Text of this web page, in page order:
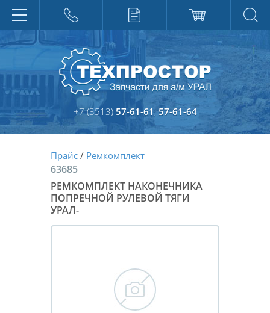
+7 (3513) 57-61-61,57-61-64
Прайс / Ремкомплект
63685
РЕМКОМПЛЕКТ НАКОНЕЧНИКА
ПОПРЕЧНОЙ РУЛЕВОЙ ТЯГИ
УРАЛ-